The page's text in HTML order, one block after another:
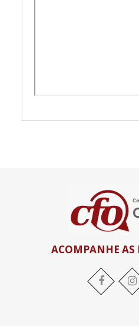
ACOMPANHE AS
Facebook Instagram